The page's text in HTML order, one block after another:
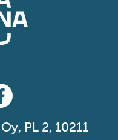
och annan
medier och
samarbetar med.
med annan
email
Marina på Facebook
PL 2, 10211